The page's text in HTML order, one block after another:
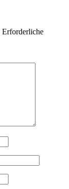
Erforderliche